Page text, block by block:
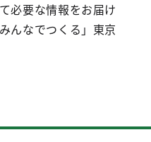
必要な情報をお届け
んなでつくる」東京